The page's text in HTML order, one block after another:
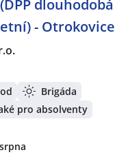
dlouhodobá
- Otrokovice
Brigáda
pro absolventy